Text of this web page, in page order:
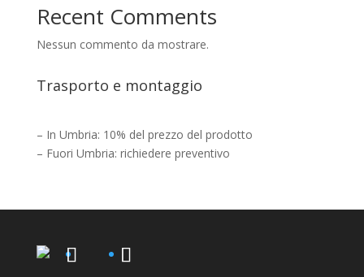
Recent Comments
Nessun commento da mostrare.
Trasporto e montaggio
– In Umbria: 10% del prezzo del prodotto
– Fuori Umbria: richiedere preventivo